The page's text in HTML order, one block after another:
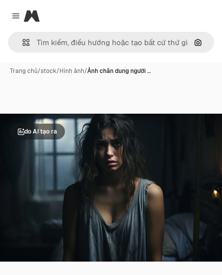
Close menu
Magnific
Tìm
Trang chủ/stock/Hình ảnh/Ảnh chân dung người …
do AI tạo ra